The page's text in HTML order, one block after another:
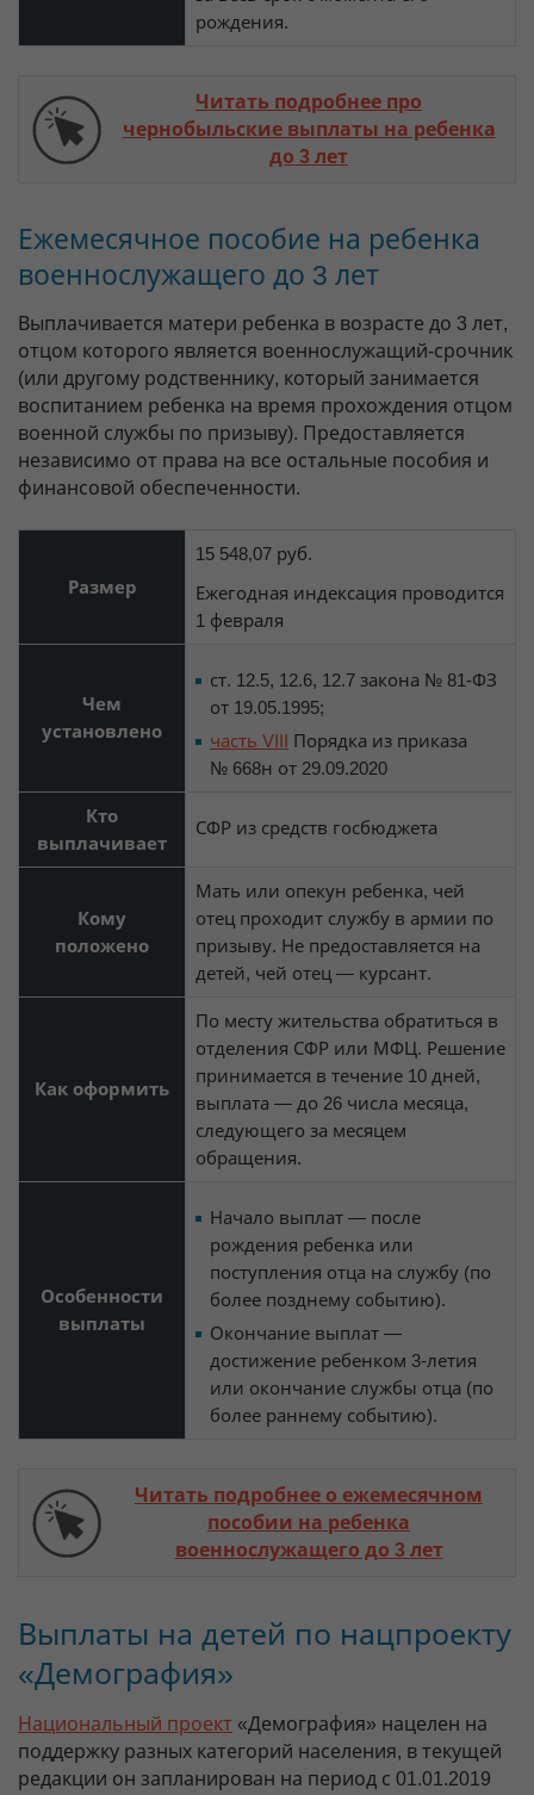
рождения.
Читать подробнее про
чернобыльские выплаты на ребенка
до 3 лет
Ежемесячное пособие на ребенка
военнослужащего до 3 лет
Выплачивается матери ребенка в возрасте до 3 лет,
отцом которого является военнослужащий-срочник
(или другому родственнику, который занимается
воспитанием ребенка на время прохождения отцом
военной службы по призыву). Предоставляется
независимо от права на все остальные пособия и
финансовой обеспеченности.
Размер
15 548,07 руб.
Ежегодная индексация проводится
1 февраля
Чем
установлено
ст. 12.5, 12.6, 12.7 закона № 81-ФЗ
от 19.05.1995;
часть VIII Порядка из приказа
№ 668н от 29.09.2020
Кто
выплачивает
СФР из средств госбюджета
Кому
положено
Мать или опекун ребенка, чей
отец проходит службу в армии по
призыву. Не предоставляется на
детей, чей отец — курсант.
Как оформить
По месту жительства обратиться в
отделения СФР или МФЦ. Решение
принимается в течение 10 дней,
выплата — до 26 числа месяца,
следующего за месяцем
обращения.
Особенности
выплаты
Начало выплат — после
рождения ребенка или
поступления отца на службу (по
более позднему событию).
Окончание выплат —
достижение ребенком 3-летия
или окончание службы отца (по
более раннему событию).
Читать подробнее о ежемесячном
пособии на ребенка
военнослужащего до 3 лет
Выплаты на детей по нацпроекту
«Демография»
Национальный проект «Демография» нацелен на
поддержку разных категорий населения, в текущей
редакции он запланирован на период с 01.01.2019